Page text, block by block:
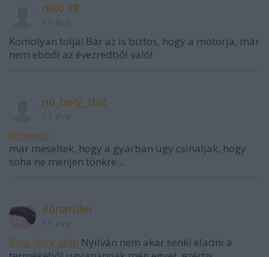
nikó 78
Komolyan tolja! Bár az is biztos, hogy a motorja, már
nem ebből az évezredből való!
no_holy_shit
@Sword:
mar meseltek, hogy a gyarban ugy csinaljak, hogy
soha ne menjen tönkre...
Rónarider
@no_holy_shit: Nyilván nem akar senki eladni a